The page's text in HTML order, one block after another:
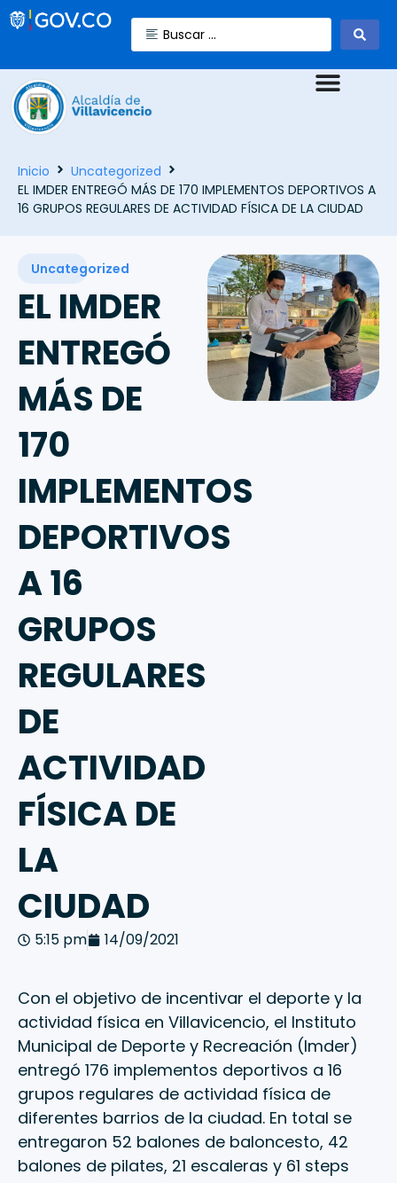
Inicio
Uncategorized
EL IMDER ENTREGÓ MÁS DE 170 IMPLEMENTOS DEPORTIVOS A
16 GRUPOS REGULARES DE ACTIVIDAD FÍSICA DE LA CIUDAD
Uncategorized
EL IMDER
ENTREGÓ
MÁS DE
170
IMPLEMENTOS
DEPORTIVOS
A 16
GRUPOS
REGULARES
DE
ACTIVIDAD
FÍSICA DE
LA
CIUDAD
5:15 pm 14/09/2021
Con el objetivo de incentivar el deporte y la
actividad física en Villavicencio, el Instituto
Municipal de Deporte y Recreación (Imder)
entregó 176 implementos deportivos a 16
grupos regulares de actividad física de
diferentes barrios de la ciudad. En total se
entregaron 52 balones de baloncesto, 42
balones de pilates, 21 escaleras y 61 steps